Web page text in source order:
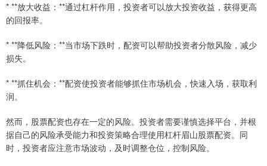
* **放大收益：**通过杠杆作用，投资者可以放大投资收益，获得更高
的回报率。
* **降低风险：**当市场下跌时，配资可以帮助投资者分散风险，减少
损失。
* **抓住机会：**配资使投资者能够抓住市场机会，快速入场，获取利
润。
然而，股票配资也存在一定的风险。投资者需要谨慎选择平台，并根
据自己的风险承受能力和投资策略合理使用杠杆眉山股票配资。同
时，投资者应注意市场波动，及时调整仓位，控制风险。